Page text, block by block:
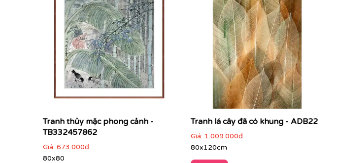
Tranh thủy mặc phong cảnh -
TB332457862
Giá: 673.000đ
80x80
Tranh lá cây đã có khung - ADB22
Giá: 1.009.000đ
80x120cm